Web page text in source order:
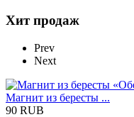
Хит продаж
Prev
Next
Магнит из бересты ...
90 RUB